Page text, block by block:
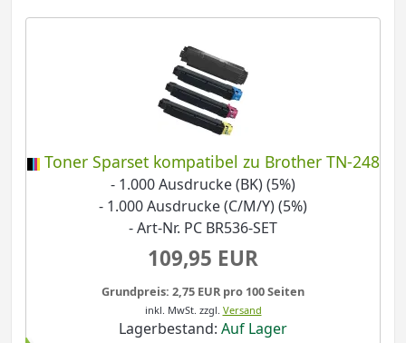
Toner Sparset kompatibel zu Brother TN-248
- 1.000 Ausdrucke (BK) (5%)
- 1.000 Ausdrucke (C/M/Y) (5%)
- Art-Nr. PC BR536-SET
109,95 EUR
Grundpreis: 2,75 EUR pro 100 Seiten
inkl. MwSt. zzgl. Versand
Lagerbestand: Auf Lager